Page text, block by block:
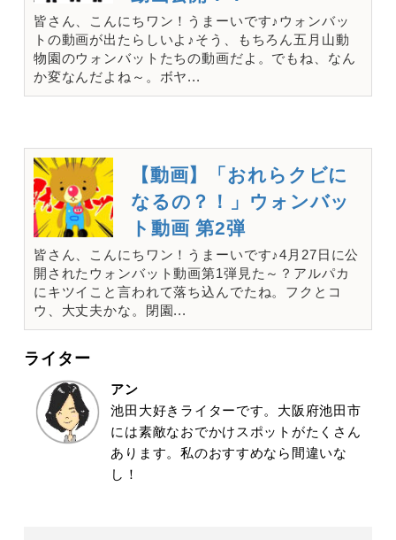
皆さん、こんにちワン！うまーいです♪ウォンバッ
トの動画が出たらしいよ♪そう、もちろん五月山動
物園のウォンバットたちの動画だよ。でもね、なん
か変なんだよね～。ボヤ...
【動画】「おれらクビに
なるの？！」ウォンバッ
ト動画 第2弾
皆さん、こんにちワン！うまーいです♪4月27日に公
開されたウォンバット動画第1弾見た～？アルパカ
にキツイこと言われて落ち込んでたね。フクとコ
ウ、大丈夫かな。閉園...
ライター
アン
池田大好きライターです。大阪府池田市
には素敵なおでかけスポットがたくさん
あります。私のおすすめなら間違いな
し！